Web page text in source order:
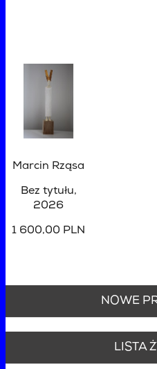
Marcin Rząsa
Bez tytułu,
2026
1 600,00 PLN
NOWE
LISTA